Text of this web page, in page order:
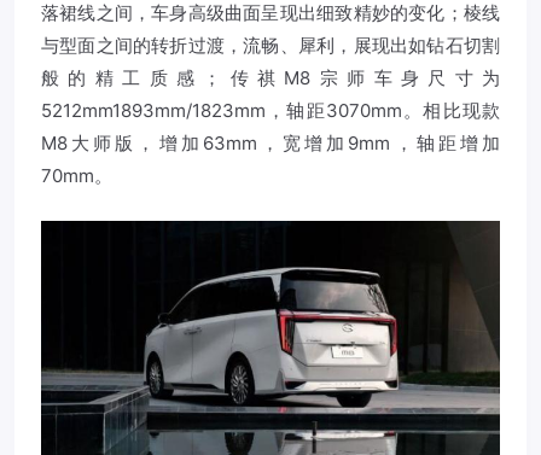
落裙线之间，车身高级曲面呈现出细致精妙的变化；棱线
与型面之间的转折过渡，流畅、犀利，展现出如钻石切割
般的精工质感；传祺M8宗师车身尺寸为
5212mm1893mm/1823mm，轴距3070mm。相比现款
M8大师版，增加63mm，宽增加9mm，轴距增加
70mm。